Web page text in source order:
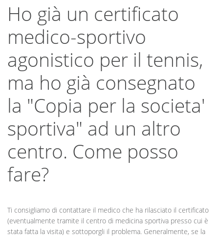
Ho già un certificato
medico-sportivo
agonistico per il tennis,
ma ho già consegnato
la "Copia per la societa'
sportiva" ad un altro
centro. Come posso
fare?
Ti consigliamo di contattare il medico che ha rilasciato il certificato
(eventualmente tramite il centro di medicina sportiva presso cui è
stata fatta la visita) e sottoporgli il problema. Generalmente, se la